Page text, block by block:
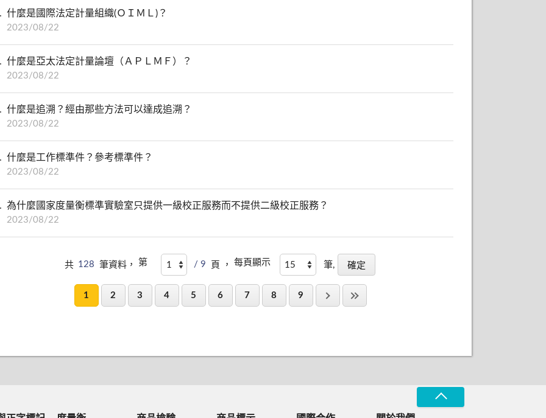
什麼是國際法定計量組織(ＯＩＭＬ)？
2023/08/22
什麼是亞太法定計量論壇（ＡＰＬＭＦ）？
2023/08/22
什麼是追溯？經由那些方法可以達成追溯？
2023/08/22
什麼是工作標準件？參考標準件？
2023/08/22
為什麼國家度量衡標準實驗室只提供一級校正服務而不提供二級校正服務？
2023/08/22
共 128 筆資料， 第 / 9 頁 ， 每頁顯示 筆,
1 2 3 4 5 6 7 8 9